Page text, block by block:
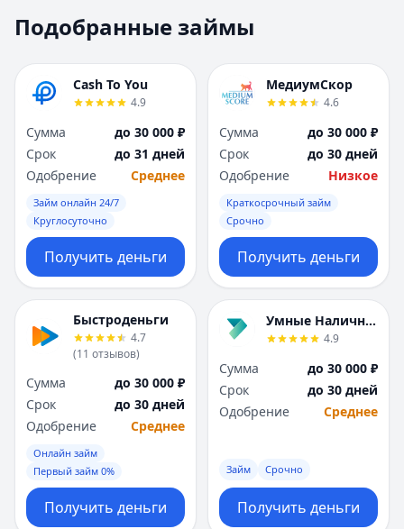
Набережные Челны
Нижний Новгород
Новокузнецк
Новосибирск
Омск
П
Пенза
Пермь
Р
Ростов-на-Дону
Рязань
С
Самара
Санкт-Петербург
Саратов
Сургут
Т
Тверь
Набережные
Нижний Новгород
Новокузнецк
Новосибирск
Омск
П
Пенза
Пермь
Р
Ростов-на-Дону
Рязань
С
Самара
Санкт-Петербург
Саратов
Сургут
Т
Тверь
Подобранные займы
Cash To You
4.9
Сумма
до 30 000 ₽
Срок
до 31 дней
Одобрение
Среднее
Займ онлайн 24/7
Круглосуточно
Получить деньги
МедиумСкор
4.6
Сумма
до 30 000 ₽
Срок
до 30 дней
Одобрение
Низкое
Краткосрочный займ
Срочно
Получить деньги
Быстроденьги
4.7
(11 отзывов)
Сумма
до 30 000 ₽
Срок
до 30 дней
Одобрение
Среднее
Онлайн займ
Первый займ 0%
Получить деньги
Умные Наличные
4.9
Сумма
до 30 000 ₽
Срок
до 30 дней
Одобрение
Среднее
Займ Срочно
Получить деньги